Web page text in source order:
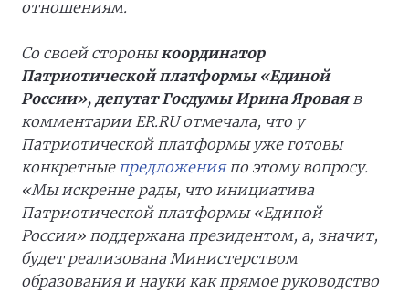
отношениям.
Со своей стороныкоординатор
Патриотической платформы «Единой
России», депутат Госдумы Ирина Яроваяв
комментарии ER.RU отмечала, что у
Патриотической платформы уже готовы
конкретные предложенияпо этому вопросу.
«Мы искренне рады, что инициатива
Патриотической платформы «Единой
России» поддержана президентом, а, значит,
будет реализована Министерством
образования и науки как прямое руководство